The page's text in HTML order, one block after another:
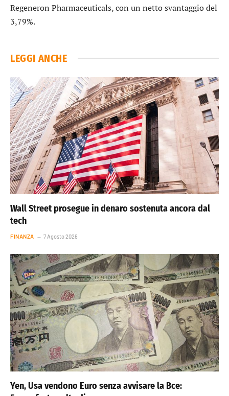
Regeneron Pharmaceuticals, con un netto svantaggio del
3,79%.
LEGGI ANCHE
Wall Street prosegue in denaro sostenuta ancora dal
tech
FINANZA 7 Agosto 2026
Yen, Usa vendono Euro senza avvisare la Bce: